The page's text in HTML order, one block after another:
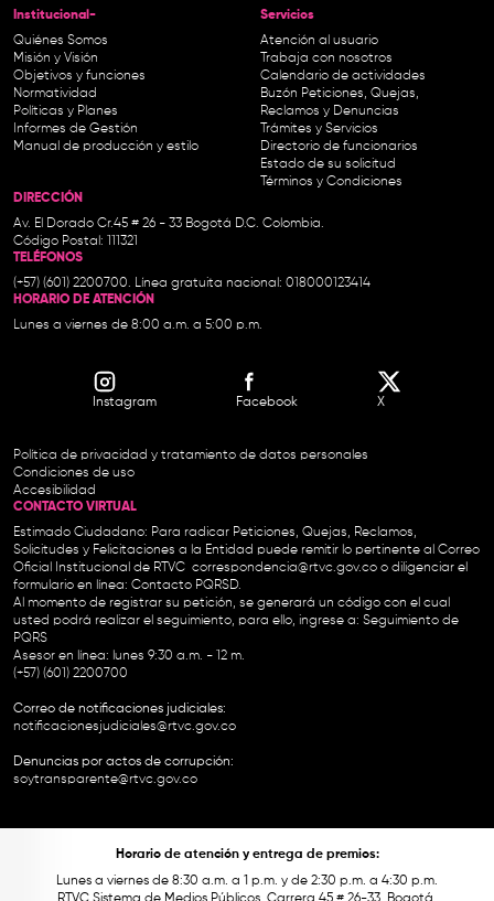
Institucional-
Quiénes Somos
Misión y Visión
Objetivos y funciones
Normatividad
Políticas y Planes
Informes de Gestión
Manual de producción y estilo
Servicios
Atención al usuario
Trabaja con nosotros
Calendario de actividades
Buzón Peticiones, Quejas,
Reclamos y Denuncias
Trámites y Servicios
Directorio de funcionarios
Estado de su solicitud
Términos y Condiciones
DIRECCIÓN
Av. El Dorado Cr.45 # 26 - 33 Bogotá D.C. Colombia.
Código Postal: 111321
TELÉFONOS
(+57) (601) 2200700. Línea gratuita nacional: 018000123414
HORARIO DE ATENCIÓN
Lunes a viernes de 8:00 a.m. a 5:00 p.m.
Instagram Facebook X
Política de privacidad y tratamiento de datos personales
Condiciones de uso
Accesibilidad
CONTACTO VIRTUAL
Estimado Ciudadano: Para radicar Peticiones, Quejas, Reclamos,
Solicitudes y Felicitaciones a la Entidad puede remitir lo pertinente al Correo
Oficial Institucional de RTVC correspondencia@rtvc.gov.co o diligenciar el
formulario en línea: Contacto PQRSD.
Al momento de registrar su petición, se generará un código con el cual
usted podrá realizar el seguimiento, para ello, ingrese a: Seguimiento de
PQRS
Asesor en línea: lunes 9:30 a.m. - 12 m.
(+57) (601) 2200700
Correo de notificaciones judiciales:
notificacionesjudiciales@rtvc.gov.co
Denuncias por actos de corrupción:
soytransparente@rtvc.gov.co
Horario de atención y entrega de premios:
Lunes a viernes de 8:30 a.m. a 1 p.m. y de 2:30 p.m. a 4:30 p.m.